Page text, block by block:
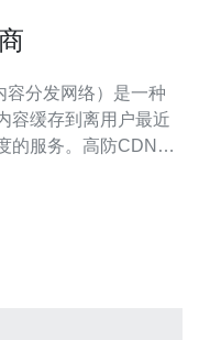
容缓存到离用户最近
的服务。高防CDN服